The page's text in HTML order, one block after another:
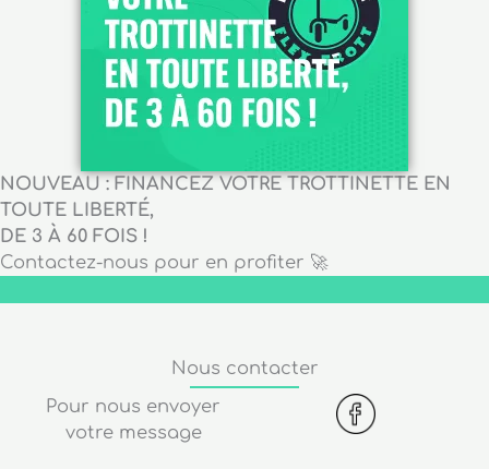
NOUVEAU : FINANCEZ VOTRE TROTTINETTE EN
TOUTE LIBERTÉ,
DE 3 À 60 FOIS !
Contactez-nous pour en profiter 🚀
Nous contacter
Pour nous envoyer
votre message